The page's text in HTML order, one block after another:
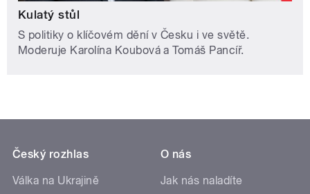
Kulatý stůl
S politiky o klíčovém dění v Česku i ve světě.
Moderuje Karolína Koubová a Tomáš Pancíř.
Český rozhlas
Válka na Ukrajině
O nás
Jak nás naladíte